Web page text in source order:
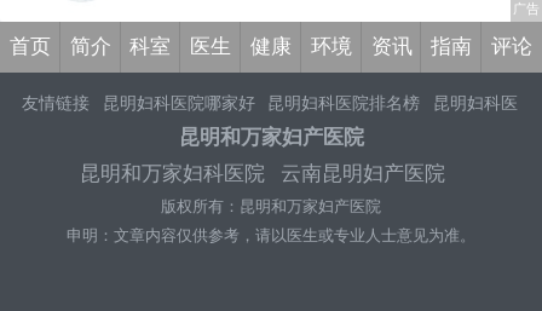
首页 简介 科室 医生 健康 环境 资讯 指南 评论
友情链接 昆明妇科医院哪家好 昆明妇科医院排名榜
昆明妇科医
昆明妇产科哪个医院专业 昆明妇科医院
院排行榜
昆明人流治疗医院哪家好 昆明做无痛人流好的医院
明人流医院排名前十
昆明正规妇科医院是哪家
疗哪家医院好
昆明和万家妇产医院好不好
昆明和万家妇产医院
昆明和万家妇科医院
云南昆明妇产医院
版权所有：昆明和万家妇产医院
申明：文章内容仅供参考，请以医生或专业人士意见为准。